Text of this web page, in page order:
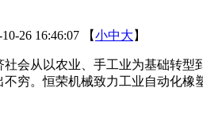
26 16:46:07 【小中大 】
从以农业、手工业为基础转型
穷。恒荣机械致力工业自动化橡